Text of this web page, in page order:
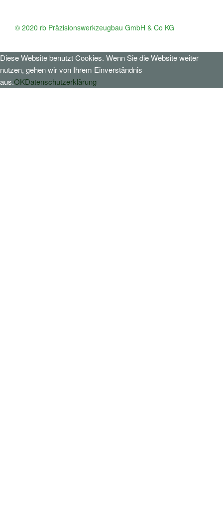
© 2020 rb Präzisionswerkzeugbau GmbH & Co KG
Diese Website benutzt Cookies. Wenn Sie die Website weiter
nutzen, gehen wir von Ihrem Einverständnis
aus.OKDatenschutzerklärung